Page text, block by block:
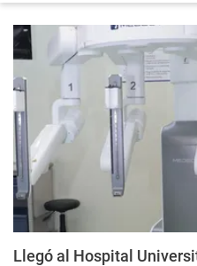
Llegó al Hospital